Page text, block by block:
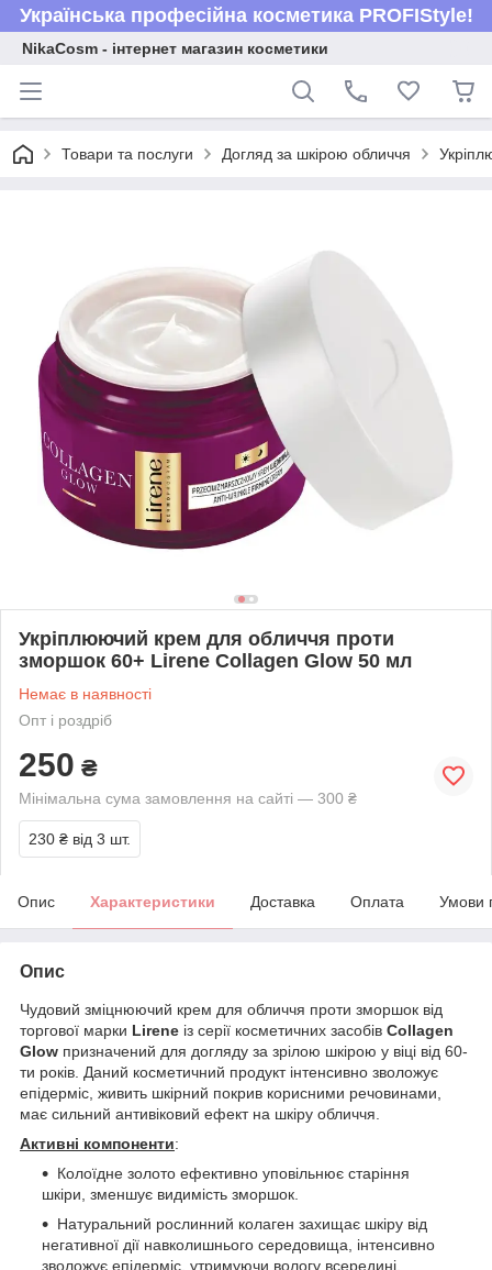
Українська професійна косметика PROFIStyle!
NikaCosm - інтернет магазин косметики
Товари та послуги Догляд за шкірою обличчя
Укріплюючий крем для обличчя проти
зморшок 60+ Lirene Collagen Glow 50 мл
Немає в наявності
Опт і роздріб
250 ₴
Мінімальна сума замовлення на сайті — 300 ₴
230 ₴ від 3 шт.
Опис Характеристики Доставка Оплата Умови
Опис
Чудовий зміцнюючий крем для обличчя проти зморшок від
торгової марки Lirene із серії косметичних засобів Collagen
Glow призначений для догляду за зрілою шкірою у віці від 60-
ти років. Даний косметичний продукт інтенсивно зволожує
епідерміс, живить шкірний покрив корисними речовинами,
має сильний антивіковий ефект на шкіру обличчя.
Активні компоненти:
Колоїдне золото ефективно уповільнює старіння
шкіри, зменшує видимість зморшок.
Натуральний рослинний колаген захищає шкіру від
негативної дії навколишнього середовища, інтенсивно
зволожує епідерміс, утримуючи вологу всередині.